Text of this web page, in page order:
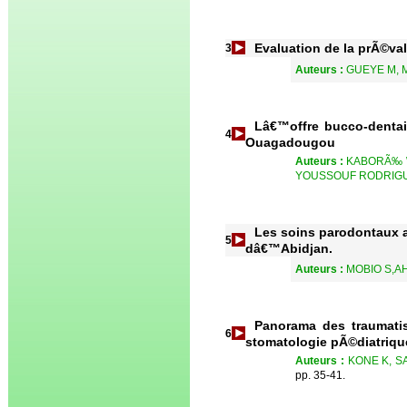
3 Evaluation de la
Auteurs : GUEYE M,
4
Lâ€™offre bucco-
Ouagadougou
Auteurs : KABORÃ‰
YOUSSOUF
5
Les soins parodontaux
dâ€™Abidjan.
Auteurs : MOBIO
6
Panorama des
stomatologie
Auteurs : KONE K,
pp. 35-41.